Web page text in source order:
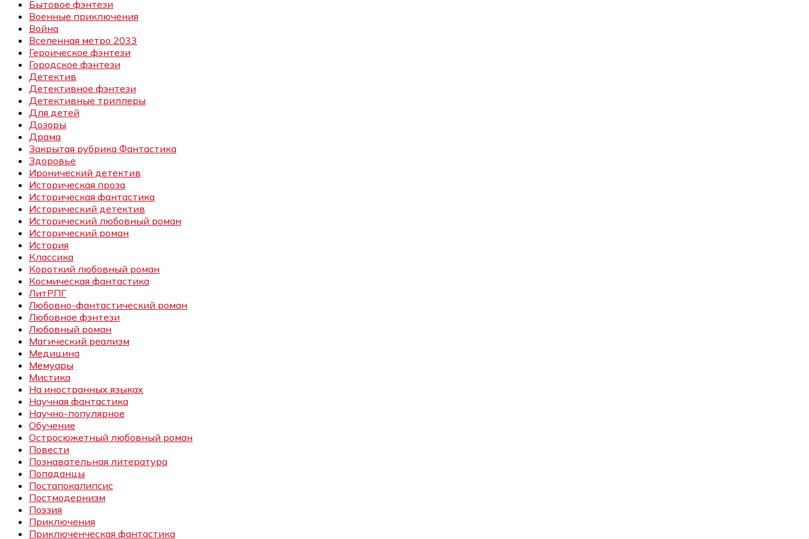
Бытовое фэнтези
Военные приключения
Война
Вселенная метро 2033
Героическое фэнтези
Городское фэнтези
Детектив
Детективное фэнтези
Детективные триллеры
Для детей
Дозоры
Драма
Закрытая рубрика Фантастика
Здоровье
Иронический детектив
Историческая проза
Историческая фантастика
Исторический детектив
Исторический любовный роман
Исторический роман
История
Классика
Короткий любовный роман
Космическая фантастика
ЛитРПГ
Любовно-фантастический роман
Любовное фэнтези
Любовный роман
Магический реализм
Медицина
Мемуары
Мистика
На иностранных языках
Научная фантастика
Научно-популярное
Обучение
Остросюжетный любовный роман
Повести
Познавательная литература
Попаданцы
Постапокалипсис
Постмодернизм
Поэзия
Приключения
Приключенческая фантастика